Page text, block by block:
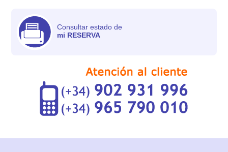
Consultar estado de
mi RESERVA